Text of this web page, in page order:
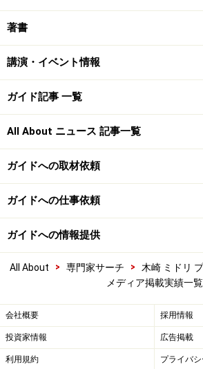
著書
講演・イベント情報
ガイド記事 一覧
All About ニュース 記事一覧
ガイドへの取材依頼
ガイドへの仕事依頼
ガイドへの情報提供
All About > 専門家サーチ > 木崎 ミドリ
メディア掲載実績一覧
会社概要 採用情報
投資家情報 広告掲載
利用規約 プライバ